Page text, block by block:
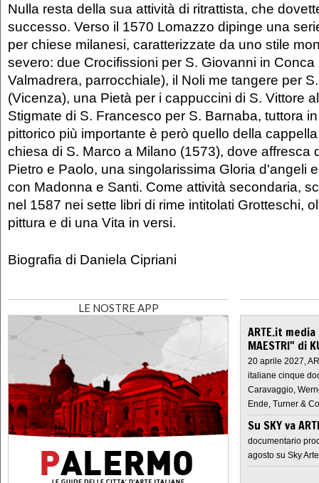
Nulla resta della sua attività di ritrattista, che
successo. Verso il 1570 Lomazzo dipinge una
per chiese milanesi, caratterizzate da uno stile
severo: due Crocifissioni per S. Giovanni in Conca
Valmadrera, parrocchiale), il Noli me tangere per
(Vicenza), una Pietà per i cappuccini di S. Vittore
Stigmate di S. Francesco per S. Barnaba, tuttora
pittorico più importante è però quello della
chiesa di S. Marco a Milano (1573), dove affresca
Pietro e Paolo, una singolarissima Gloria d'angeli
con Madonna e Santi. Come attività secondaria,
nel 1587 nei sette libri di rime intitolati Grotteschi,
pittura e di una Vita in versi.
Biografia di Daniela Cipriani
LE NOSTRE APP
ARTE.it
MAESTRI" di
20 aprile 2027,
italiane cinque
Caravaggio,
Ende, Turner &
Su SKY va
documentario
agosto su Sky Arte